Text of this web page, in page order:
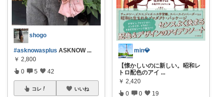
shogo
#asknowasplus ASKNOW ...
￥ 2,800
0 5 42
コレ いいね
min💎
【懐かしいのに新しい。昭和レ
トロ配色のアイ ...
￥ 2,420
0 0 19